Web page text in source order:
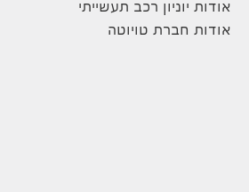
אודות יוניון רכב תעשייתי
אודות חברת טויוטה